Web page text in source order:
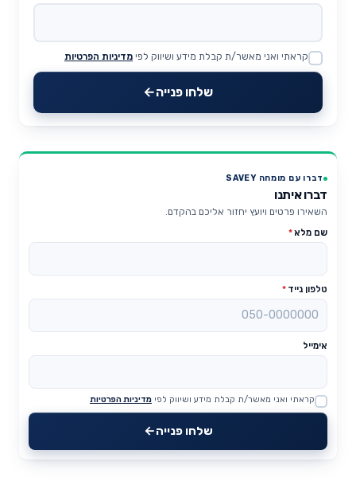
Website
קראתי ואני מאשר/ת קבלת מידע ושיווק לפי מדיניות הפרטיות
שלחו פנייה
דברו עם מומחה SAVEY
דברו איתנו
השאירו פרטים ויועץ יחזור אליכם בהקדם.
שם מלא*
טלפון נייד *
אימייל
Website
קראתי ואני מאשר/ת קבלת מידע ושיווק לפי מדיניות הפרטיות
שלחו פנייה